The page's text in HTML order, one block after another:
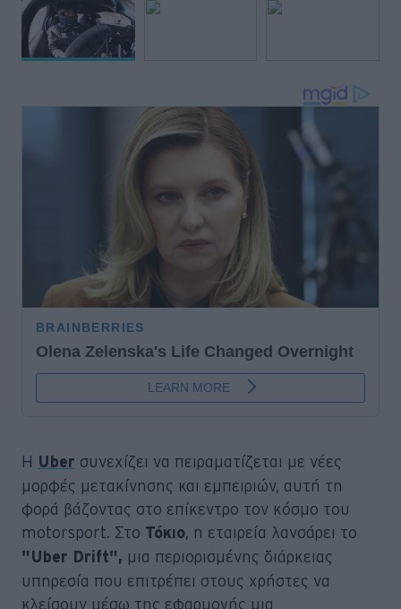
Η Uber συνεχίζει να πειραματίζεται με νέες
μορφές μετακίνησης και εμπειριών, αυτή τη
φορά βάζοντας στο επίκεντρο τον κόσμο του
motorsport. Στο Τόκιο, η εταιρεία λανσάρει το
"Uber Drift", μια περιορισμένης διάρκειας
υπηρεσία που επιτρέπει στους χρήστες να
κλείσουν μέσω της εφαρμογής μια